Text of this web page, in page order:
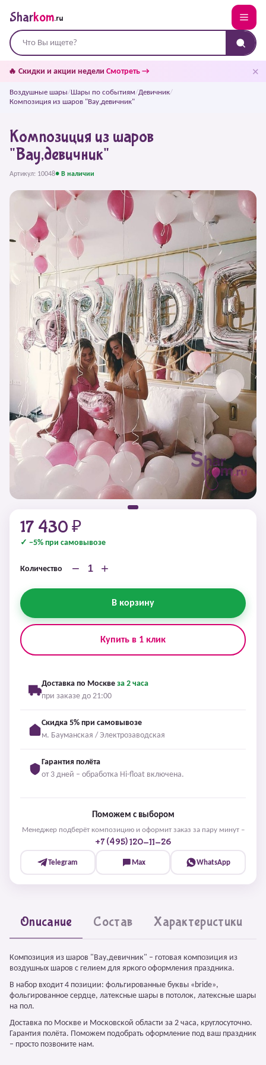
Sharkom.ru
🔥 Скидки и акции недели Смотреть → ✕
Воздушные шары/Шары по событиям/Девичник/
Композиция из шаров "Вау,девичник"
Композиция из шаров
"Вау,девичник"
Артикул: 10048● В наличии
17 430 ₽
✓ −5% при самовывозе
Количество − +
В корзину
Купить в 1 клик
Доставка по Москве за 2 часа
при заказе до 21:00
Скидка 5% при самовывозе
м. Бауманская / Электрозаводская
Гарантия полёта
от 3 дней – обработка Hi-float включена.
Поможем с выбором
Менеджер подберёт композицию и оформит заказ за пару минут –
+7 (495) 120-11-26
Telegram Max WhatsApp
Описание Состав Характеристики
Композиция из шаров "Вау,девичник" – готовая композиция из
воздушных шаров с гелием для яркого оформления праздника.
В набор входит 4 позиции: фольгированные буквы «bride»,
фольгированное сердце, латексные шары в потолок, латексные шары
на пол.
Доставка по Москве и Московской области за 2 часа, круглосуточно.
Гарантия полёта. Поможем подобрать оформление под ваш праздник
– просто позвоните нам.